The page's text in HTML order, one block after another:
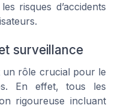
risques d’accidents
surveillance
un rôle crucial pour le
En effet, tous les
rigoureuse incluant